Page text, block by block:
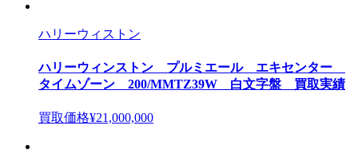
ハリーウィストン
ハリーウィンストン プルミエール エキセンター
タイムゾーン 200/MMTZ39W 白文字盤 買取実績
買取価格¥21,000,000